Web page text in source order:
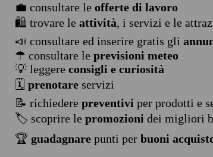
💼 consultare le offerte di lavoro
🛍️ trovare le attività, i servizi e le
📣 consultare ed inserire gratis gli
☂ consultare le previsioni meteo
💡 leggere consigli e curiosità
🗓️ prenotareservizi
📝 richiedere preventivi per prodotti e
🏷️ scoprire le promozioni dei migliori
🏆 guadagnarepunti per buoni